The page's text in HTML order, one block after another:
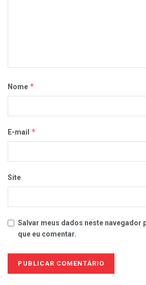
Nome *
E-mail *
Site
Salvar meus dados neste navegador
que eu comentar.